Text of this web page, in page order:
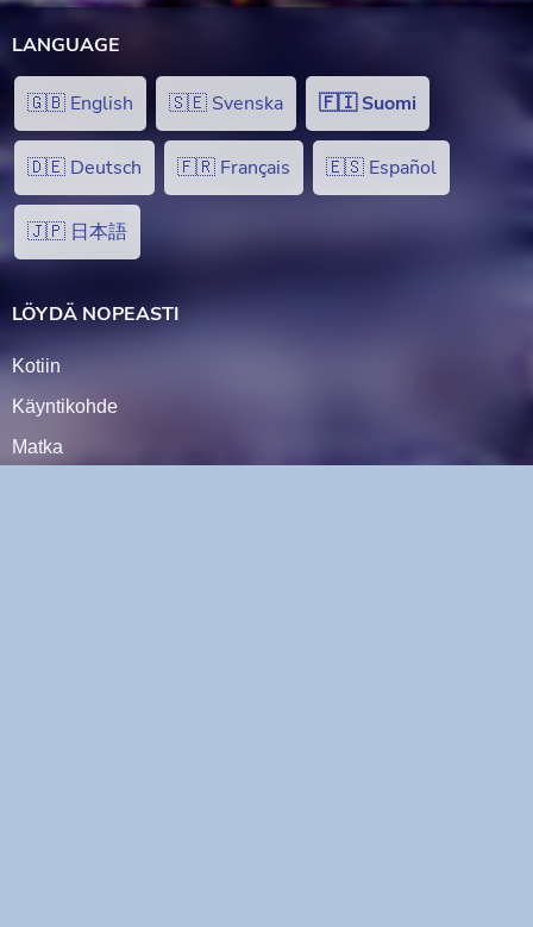
LANGUAGE
🇬🇧 English 🇸🇪 Svenska 🇫🇮 Suomi
🇩🇪 Deutsch 🇫🇷 Français 🇪🇸 Español
🇯🇵 日本語
LÖYDÄ NOPEASTI
Kotiin
Käyntikohde
Matka